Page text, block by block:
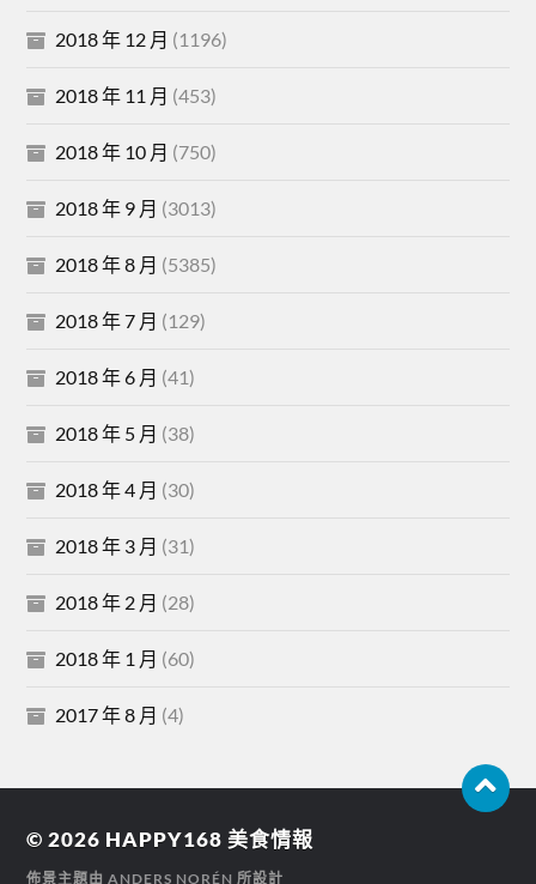
2018 年 12 月 (1196)
2018 年 11 月 (453)
2018 年 10 月 (750)
2018 年 9 月 (3013)
2018 年 8 月 (5385)
2018 年 7 月 (129)
2018 年 6 月 (41)
2018 年 5 月 (38)
2018 年 4 月 (30)
2018 年 3 月 (31)
2018 年 2 月 (28)
2018 年 1 月 (60)
2017 年 8 月 (4)
© 2026 HAPPY168 美食情報
佈景主題由ANDERS NORÉN 所設計